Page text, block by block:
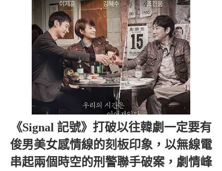
《Signal 記號》打破以往韓劇一定要有
俊男美女感情線的刻板印象，以無線電
串起兩個時空的刑警聯手破案，劇情峰